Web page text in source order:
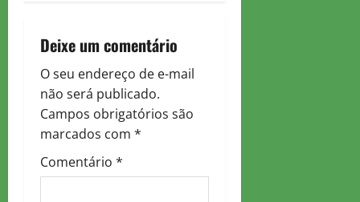
n
a
v
i
g
Deixe um comentário
O seu endereço de e-mail
não será publicado.
Campos obrigatórios são
marcados com *
Comentário *